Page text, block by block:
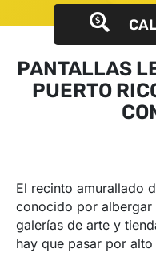
PANTALLAS
PUERTO
El recinto amurallado
conocido por
galerías de arte y
hay que pasar por